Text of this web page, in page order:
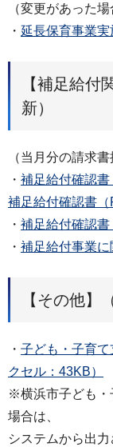
（変更があった場
・ 延長保育事業実
【補足給付
新）
（当月分の請求
・ 補足給付確認書
補足給付確認書（
・ 補足給付確認書
・ 補足給付事業に
【その他】
・ 子ども・子育
クセル：43KB）
※横浜市子ども・
場合は、
システムから出